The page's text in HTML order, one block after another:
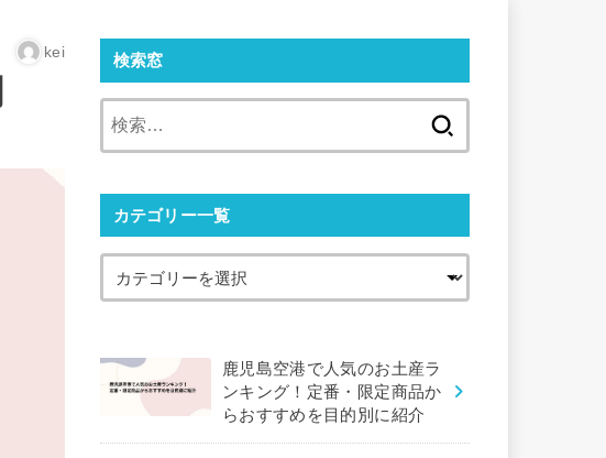
kei 検索窓
カテゴリー一覧
鹿児島空港で人気のお土産ラ
ンキング！定番・限定商品か
らおすすめを目的別に紹介